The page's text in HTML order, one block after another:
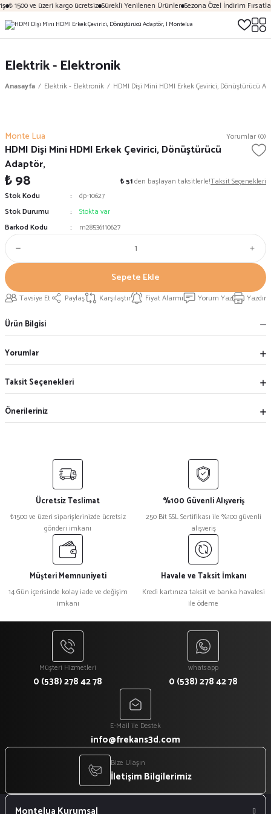
₺ 1500 ve üzeri kargo ücretsiz Sürekli Yenilenen Ürünler Sezona Özel İndirim
Elektrik - Elektronik
Anasayfa Elektrik - Elektronik HDMI Dişi Mini HDMI Erkek Çevirici, Dönüştürücü
Monte Lua Yorumlar (0)
HDMI Dişi Mini HDMI Erkek Çevirici, Dönüştürücü
Adaptör,
₺ 98 ₺ 51den başlayan taksitlerle!Taksit Seçenekleri
Stok Kodu
dp-10627
Stok Durumu
Stokta var
Barkod Kodu
m28536110627
Sepete Ekle
Tavsiye Et Paylaş Karşılaştır Fiyat Alarmı Yorum Yaz Yazdır
Ürün Bilgisi
Yorumlar
Taksit Seçenekleri
Önerileriniz
Ücretsiz Teslimat
₺1500 ve üzeri siparişlerinizde ücretsiz
gönderi imkanı
%100 Güvenli Alışveriş
250 Bit SSL Sertifikası ile %100 güvenli
alışveriş
Müşteri Memnuniyeti
14 Gün içerisinde kolay iade ve değişim
imkanı
Havale ve Taksit İmkanı
Kredi kartınıza taksit ve banka havalesi
ile ödeme
Müşteri Hizmetleri
0 (538) 278 42 78
whatsapp
0 (538) 278 42 78
E-Mail ile Destek
info@frekans3d.com
Bize Ulaşın
İletişim Bilgilerimiz